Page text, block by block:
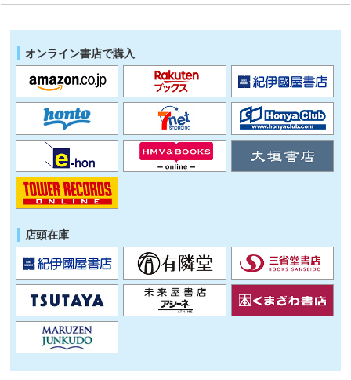
オンライン書店で購入
店頭在庫